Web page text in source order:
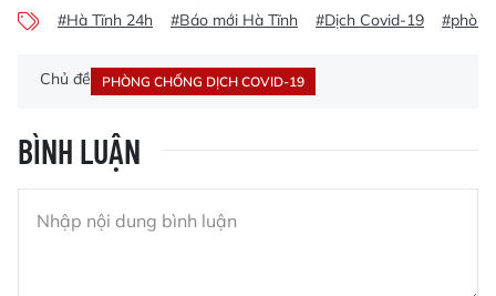
#Hà Tĩnh 24h #Báo mới Hà Tĩnh #Dịch Covid-19
Chủ đề PHÒNG CHỐNG DỊCH COVID-19
BÌNH LUẬN